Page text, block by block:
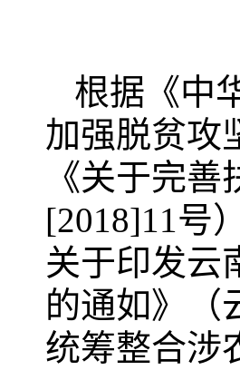
根据《中
加强脱贫攻
《关于完
[2018]11号
关于印发云
的通如》（
统筹整合涉